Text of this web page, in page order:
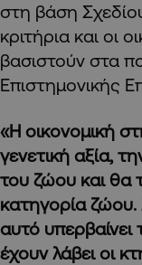
στη βάση
κριτήρια και οι
βασιστούν στα
Επιστημονικής
«Η οικονομική
γενετική αξία,
του ζώου και θα
κατηγορία
αυτό
έχουν λάβει οι